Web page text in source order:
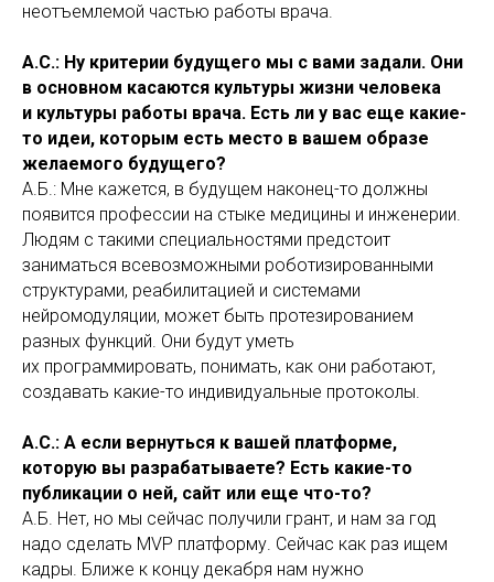
неотъемлемой частью работы врача.
А.С.: Ну критерии будущего мы с вами задали. Они
в основном касаются культуры жизни человека
и культуры работы врача. Есть ли у вас еще какие-
то идеи, которым есть место в вашем образе
желаемого будущего?
А.Б.: Мне кажется, в будущем наконец-то должны
появится профессии на стыке медицины и инженерии.
Людям с такими специальностями предстоит
заниматься всевозможными роботизированными
структурами, реабилитацией и системами
нейромодуляции, может быть протезированием
разных функций. Они будут уметь
их программировать, понимать, как они работают,
создавать какие-то индивидуальные протоколы.
А.С.: А если вернуться к вашей платформе,
которую вы разрабатываете? Есть какие-то
публикации о ней, сайт или еще что-то?
А.Б. Нет, но мы сейчас получили грант, и нам за год
надо сделать MVP платформу. Сейчас как раз ищем
кадры. Ближе к концу декабря нам нужно